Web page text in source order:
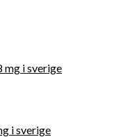
i sverige